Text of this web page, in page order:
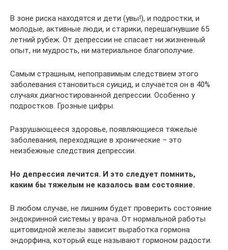
В зоне риска находятся и дети (увы!), и подростки, и
молодые, активные люди, и старики, перешагнувшие 65
летний рубеж. От депрессии не спасает ни жизненный
опыт, ни мудрость, ни материальное благополучие.
Самым страшным, непоправимым следствием этого
заболевания становиться суицид, и случается он в 40%
случаях диагностированной депрессии. Особенно у
подростков. Грозные цифры.
Разрушающееся здоровье, появляющиеся тяжелые
заболевания, переходящие в хронические – это
неизбежные следствия депрессии.
Но депрессия лечится. И это следует помнить,
каким бы тяжелым не казалось вам состояние.
В любом случае, не лишним будет проверить состояние
эндокринной системы у врача. От нормальной работы
щитовидной железы зависит выработка гормона
эндорфина, который еще называют гормоном радости.